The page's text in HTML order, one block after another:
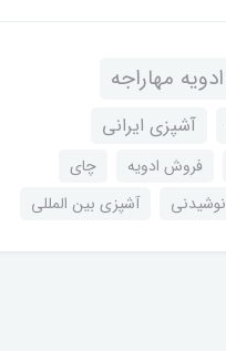
ادویه مهاراجه
آشپزی ایرانی
فروش ادویه
چای
نوشیدنی آشپزی بین المللی